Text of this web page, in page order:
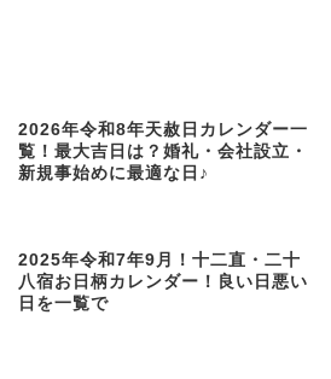
2026年令和8年天赦日カレンダー一
覧！最大吉日は？婚礼・会社設立・
新規事始めに最適な日♪
2025年令和7年9月！十二直・二十
八宿お日柄カレンダー！良い日悪い
日を一覧で